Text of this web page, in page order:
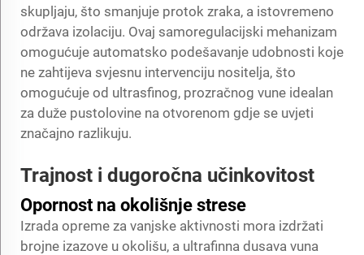
skupljaju, što smanjuje protok zraka, a istovremeno
održava izolaciju. Ovaj samoregulacijski mehanizam
omogućuje automatsko podešavanje udobnosti koje
ne zahtijeva svjesnu intervenciju nositelja, što
omogućuje od ultrasfinog, prozračnog vune idealan
za duže pustolovine na otvorenom gdje se uvjeti
značajno razlikuju.
Trajnost i dugoročna učinkovitost
Opornost na okolišnje strese
Izrada opreme za vanjske aktivnosti mora izdržati
brojne izazove u okolišu, a ultrafinna dusava vuna